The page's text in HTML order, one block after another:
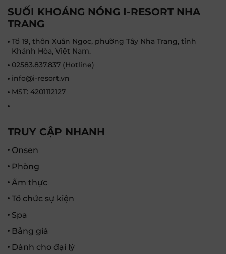
SUỐI KHOÁNG NÓNG I-RESORT NHA
TRANG
Tổ 19, thôn Xuân Ngọc, phường Tây Nha Trang, tỉnh
Khánh Hòa, Việt Nam.
02583.837.837 (Hotline)
info@i-resort.vn
MST: 4201112127
TRUY CẬP NHANH
Onsen
Phòng
Ẩm thực
Tổ chức sự kiện
Spa
Bảng giá
Dành cho đại lý